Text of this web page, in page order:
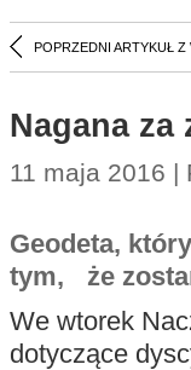
POPRZEDNI ARTYKUŁ Z
Nagana za
11 maja 2016
Geodeta,
tym, że
We wtorek
dotyczące